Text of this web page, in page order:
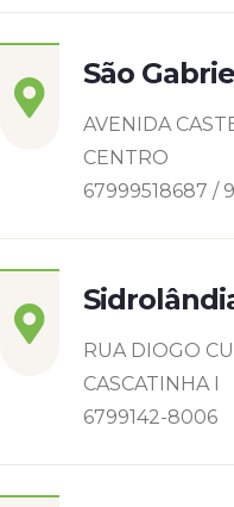
São
AVENIDA
CENTRO
67999518687 /
RUA DIOGO
CASCATINHA I
6799142-8006